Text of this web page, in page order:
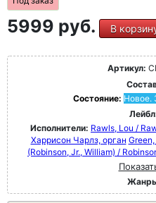
5999 руб. В
Артикул:
Состояние: Новое.
Исполнители: Rawls, Lou /
Харрисон Чарлз, орган
(Robinson, Jr., William) /